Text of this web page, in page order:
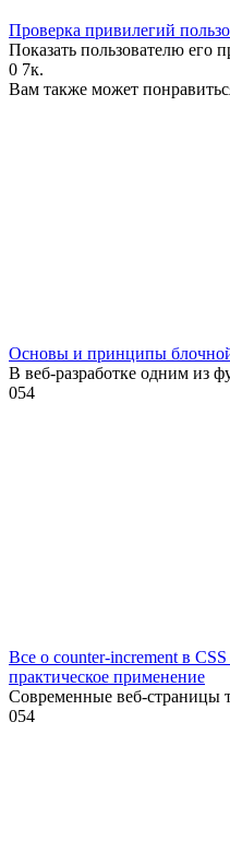
Проверка привилегий
Показать пользователю его
0 7к.
Вам также может
Основы и принципы
В веб-разработке одним из
054
Все о counter-increment в
практическое применение
Современные веб-страницы
054